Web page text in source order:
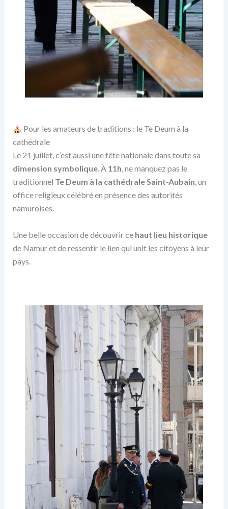
Pour les amateurs de traditions : le Te Deum à la
cathédrale
Le 21 juillet, c’est aussi une fête nationale dans toute sa
dimension symbolique. À 11h, ne manquez pas le
traditionnel Te Deum à la cathédrale Saint-Aubain, un
office religieux célébré en présence des autorités
namuroises.
Une belle occasion de découvrir ce haut lieu historique
de Namur et de ressentir le lien qui unit les citoyens à leur
pays.